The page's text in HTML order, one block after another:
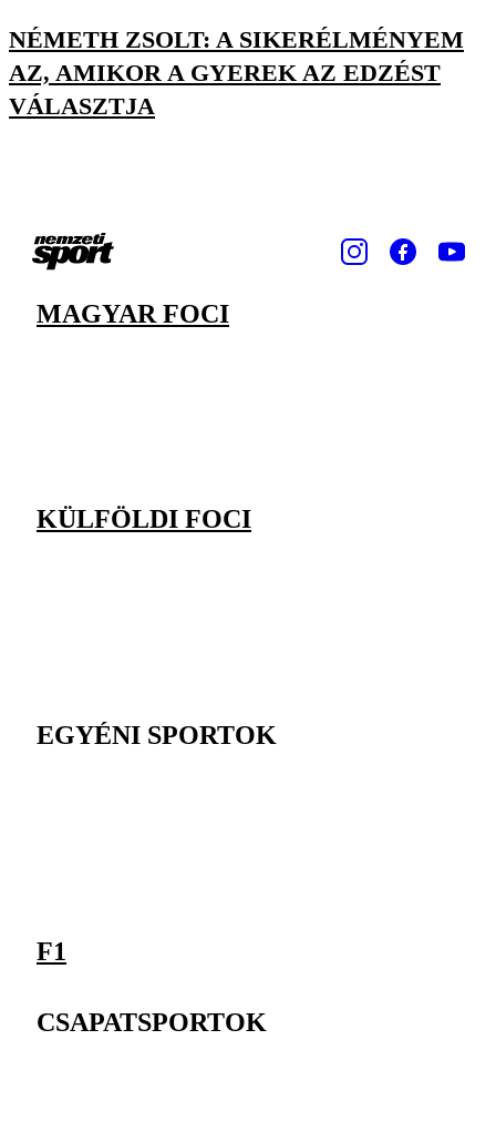
NÉMETH ZSOLT: A SIKERÉLMÉNYEM
AZ, AMIKOR A GYEREK AZ EDZÉST
VÁLASZTJA
MAGYAR FOCI
KÜLFÖLDI FOCI
EGYÉNI SPORTOK
F1
CSAPATSPORTOK